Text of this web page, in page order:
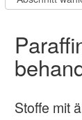
Stoffe mit